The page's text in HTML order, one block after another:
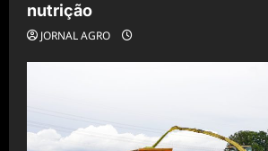
nutrição
JORNAL AGRO